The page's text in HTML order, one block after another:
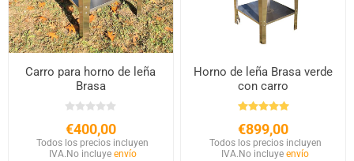
Carro para horno de leña
Brasa
€400,00
Todos los precios incluyen
IVA. No incluye envío
Horno de leña Brasa verde
con carro
€899,00
Todos los precios incluyen
IVA. No incluyeenvío